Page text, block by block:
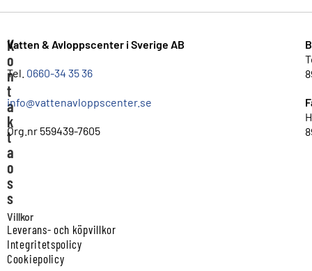
K
o
n
t
a
k
t
a
o
s
s
Vatten & Avloppscenter i Sverige AB
Tel. 0660-34 35 36
info@vattenavloppscenter.se
Org.nr 559439-7605
Villkor
Leverans- och köpvillkor
Integritetspolicy
Cookiepolicy